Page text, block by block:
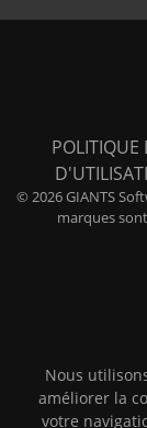
POLITIQUE
© 2026 GIANTS
marques
Nous
améliorer la
votre